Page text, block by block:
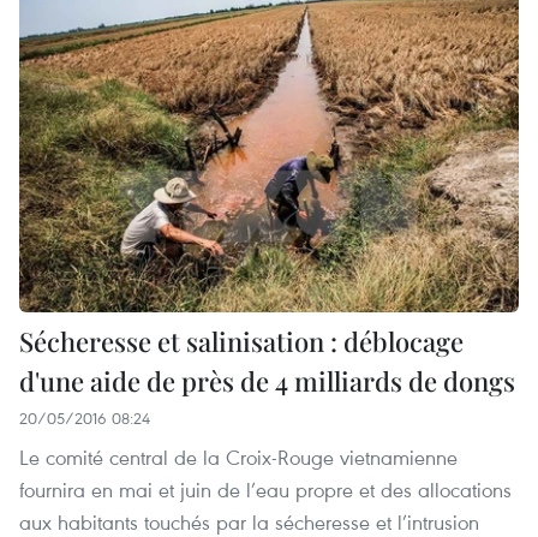
Sécheresse et salinisation : déblocage
d'une aide de près de 4 milliards de dongs
20/05/2016 08:24
Le comité central de la Croix-Rouge vietnamienne
fournira en mai et juin de l’eau propre et des allocations
aux habitants touchés par la sécheresse et l’intrusion